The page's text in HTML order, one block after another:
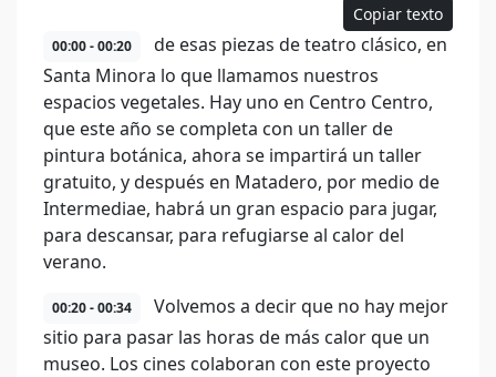
Copiar texto
00:00 - 00:20
de esas piezas de teatro clásico, en
Santa Minora lo que llamamos nuestros
espacios vegetales. Hay uno en Centro Centro,
que este año se completa con un taller de
pintura botánica, ahora se impartirá un taller
gratuito, y después en Matadero, por medio de
Intermediae, habrá un gran espacio para jugar,
para descansar, para refugiarse al calor del
verano.
00:20 - 00:34
Volvemos a decir que no hay mejor
sitio para pasar las horas de más calor que un
museo. Los cines colaboran con este proyecto